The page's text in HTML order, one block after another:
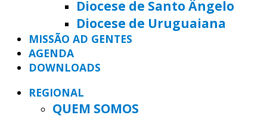
Diocese de Santo Ângelo
Diocese de Uruguaiana
MISSÃO AD GENTES
AGENDA
DOWNLOADS
REGIONAL
QUEM SOMOS